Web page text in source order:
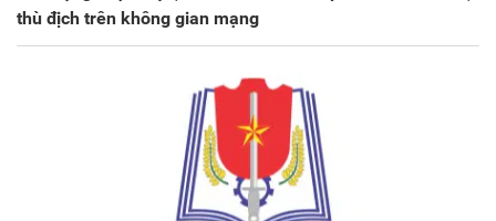
thù địch trên không gian mạng